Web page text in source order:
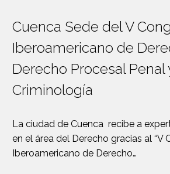
Cuenca Sede del V
Iberoamericano de
Derecho Procesal Penal
Criminología
La ciudad de Cuenca recibe a
en el área del Derecho gracias al “V
Iberoamericano de Derecho…